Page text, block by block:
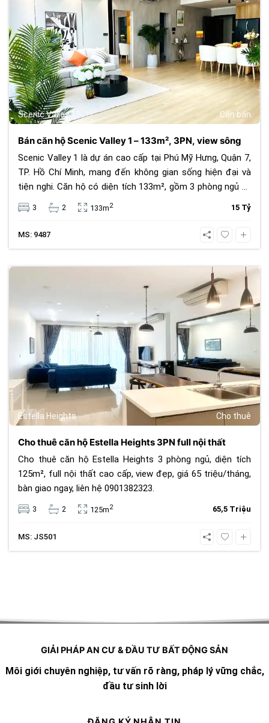
Scenic Valley 1 Cần bán
Bán căn hộ Scenic Valley 1 – 133m², 3PN, view sông
Scenic Valley 1 là dự án cao cấp tại Phú Mỹ Hưng, Quận 7,
TP. Hồ Chí Minh, mang đến không gian sống hiện đại và
tiện nghi. Căn hộ có diện tích 133m², gồm 3 phòng ngủ và
2 phòng tắm, phù hợp cho gia đình tìm kiếm sự thoải mái
và tiện lợi. Căn hộ được trang bị nội thất đầy đủ, thiết kế
sang trọng, hiện đại. Các ô cửa kính lớn giúp đón ánh sáng
là căn hộ nhà mới, đi kèm sổ hồng riêng, đảm bảo pháp lý
minh bạch và an toàn cho người mua. Tiện ích nội khu bao
gồm hồ bơi, phòng gym, khu vui chơi trẻ em, công viên
xanh và hệ thống an ninh 24/7. Vị trí thuận lợi, gần trường
quốc tế, trung tâm thương mại, nhà hàng và bệnh viện,
đáp ứng đầy đủ nhu cầu sinh hoạt. Giá bán: 15 tỷ đồng –
một lựa chọn lý tưởng để sở hữu căn hộ cao cấp tại khu
đô thị đáng sống nhất Sài Gòn.
3 2 133m2 15 Tỷ
MS: 9487
Estella Heights Cho thuê
694
Cho thuê căn hộ Estella Heights 3PN full nội thất
Cho thuê căn hộ Estella Heights 3 phòng ngủ, diện tích
125m², full nội thất cao cấp, view đẹp, giá 65 triệu/tháng,
bàn giao ngay, liên hệ 0901382323.
3 2 125m2 65,5 Triệu
MS: JS501
GIẢI PHÁP AN CƯ & ĐẦU TƯ BẤT ĐỘNG SẢN
Môi giới chuyên nghiệp, tư vấn rõ ràng, pháp lý vững chắc,
đầu tư sinh lời